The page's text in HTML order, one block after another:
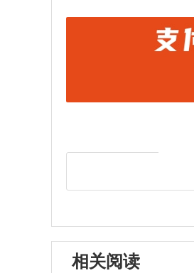
相关阅读